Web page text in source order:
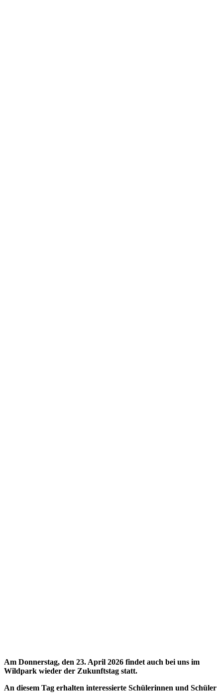
Am Donnerstag, den 23. April 2026 findet auch bei uns im
Wildpark wieder der Zukunftstag statt.
An diesem Tag erhalten interessierte Schülerinnen und Schüler